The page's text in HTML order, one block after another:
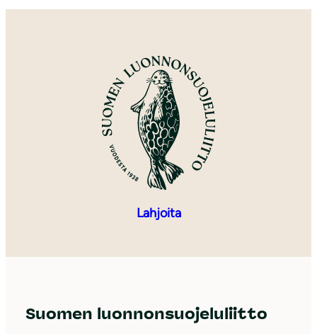
Lahjoita
Suomen luonnonsuojeluliitto